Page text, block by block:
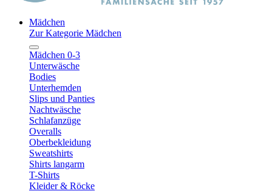
Mädchen
Zur Kategorie Mädchen
Mädchen 0-3
Unterwäsche
Bodies
Unterhemden
Slips und Panties
Nachtwäsche
Schlafanzüge
Overalls
Oberbekleidung
Sweatshirts
Shirts langarm
T-Shirts
Kleider & Röcke